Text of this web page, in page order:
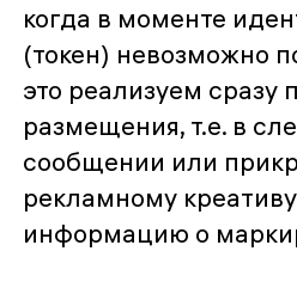
когда в моменте
(токен) невозможно
это реализуем сразу
размещения, т.е. в
сообщении или
рекламному
информацию о